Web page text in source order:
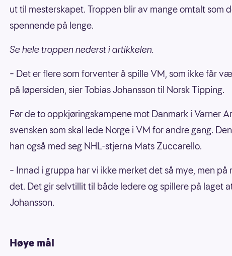
ut til mesterskapet. Troppen blir av mange omtalt som
spennende på lenge.
Se hele troppen nederst i artikkelen.
– Det er flere som forventer å spille VM, som ikke får
på løpersiden, sier Tobias Johansson til Norsk Tipping.
Før de to oppkjøringskampene mot Danmark i Varner
svensken som skal lede Norge i VM for andre gang.
han også med seg NHL-stjerna Mats Zuccarello.
– Innad i gruppa har vi ikke merket det så mye, men på
det. Det gir selvtillit til både ledere og spillere på laget
Johansson.
Høye mål